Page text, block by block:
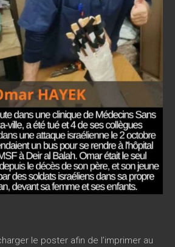
le poster afin de l’imprimer au